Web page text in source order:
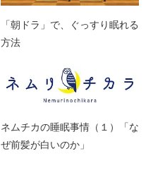
「朝ドラ」で、ぐっすり眠れる
方法
ネムチカの睡眠事情（１）「な
ぜ前髪が白いのか」